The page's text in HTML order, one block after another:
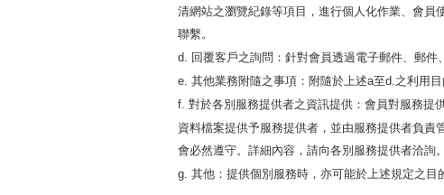
清網站之瀏覽紀錄等項目，進行個人化作業、會
聯繫。
d. 回覆客戶之詢問：針對會員透過電子郵件、郵件
e. 其他業務附隨之事項：附隨於上述a至d. 之利用
f. 對於各別服務提供者之資訊提供：會員對服務提
資料檔案提供予服務提供者，並由服務提供者負
會必然遵守。詳細內容，請向各別服務提供者洽詢。
g. 其他：提供個別服務時，亦可能於上述規定之目